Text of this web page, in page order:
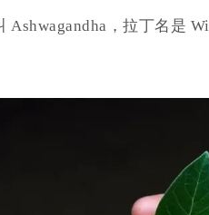
Ashwagandha，拉丁名是